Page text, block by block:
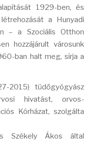
1929-ben, és
a Hunyadi
– a Szociális Otthon
hozzájárult városunk
ban halt meg, sírja a
2015) tüdőgyógyász
hivatást, orvos-
Kórházat, szolgálta
Székely Ákos által